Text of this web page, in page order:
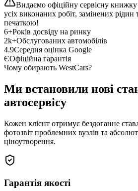
Видаємо офіційну сервісну книжку
усіх виконаних робіт, замінених рідин
печаткою!
6+Років досвіду на ринку
2k+Обслугованих автомобілів
4.9Середня оцінка Google
ЄОфіційна гарантія
Чому обирають WestCars?
Ми встановили нові
автосервісу
Кожен клієнт отримує бездоганне
фотозвіт проблемних вузлів та
ціноутворення.
Гарантія якості